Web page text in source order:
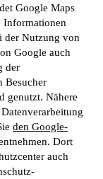
Google Maps
Informationen
der Nutzung von
Google auch
der
Besucher
genutzt. Nähere
den Google-
Dort
auch